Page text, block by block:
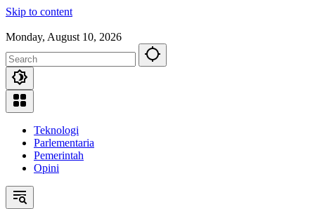
Skip to content
Monday, August 10, 2026
Teknologi
Parlementaria
Pemerintah
Opini